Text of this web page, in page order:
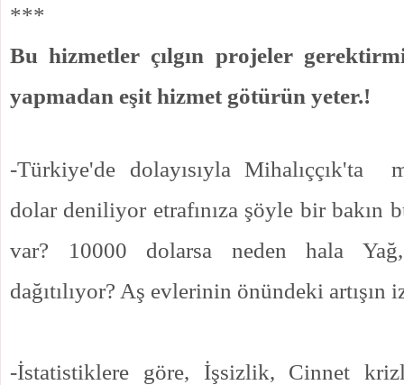
***
Bu hizmetler çılgın projeler
yapmadan eşit hizmet götürün yeter.!
-Türkiye'de dolayısıyla
dolar deniliyor etrafınıza şöyle bir bakın
var? 10000 dolarsa neden hala
dağıtılıyor? Aş evlerinin önündeki artışın
-İstatistiklere göre, İşsizlik, Cinnet